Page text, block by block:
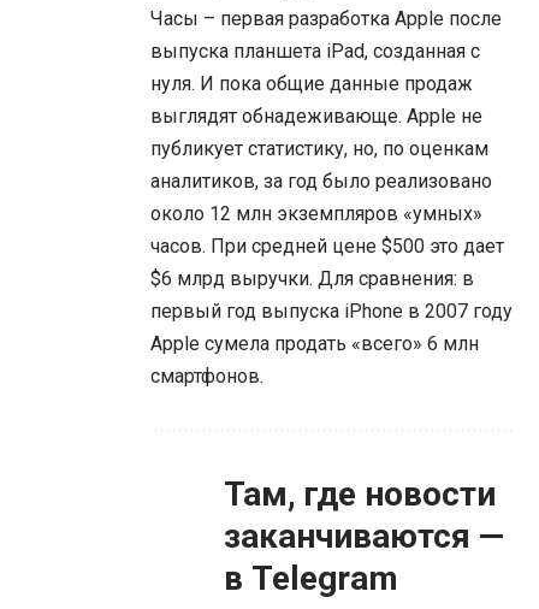
Часы – первая разработка Apple после
выпуска планшета iPad, созданная с
нуля. И пока общие данные продаж
выглядят обнадеживающе. Apple не
публикует статистику, но, по оценкам
аналитиков, за год было реализовано
около 12 млн экземпляров «умных»
часов. При средней цене $500 это дает
$6 млрд выручки. Для сравнения: в
первый год выпуска iPhone в 2007 году
Apple сумела продать «всего» 6 млн
смартфонов.
Там, где новости
заканчиваются —
в Telegram